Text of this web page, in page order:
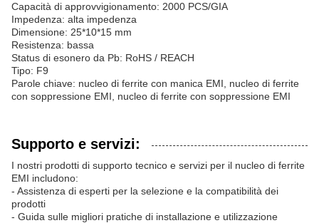
Capacità di approvvigionamento: 2000 PCS/GIA
Impedenza: alta impedenza
Dimensione: 25*10*15 mm
Resistenza: bassa
Status di esonero da Pb: RoHS / REACH
Tipo: F9
Parole chiave: nucleo di ferrite con manica EMI, nucleo di ferrite
con soppressione EMI, nucleo di ferrite con soppressione EMI
Supporto e servizi:
I nostri prodotti di supporto tecnico e servizi per il nucleo di ferrite
EMI includono:
- Assistenza di esperti per la selezione e la compatibilità dei
prodotti
- Guida sulle migliori pratiche di installazione e utilizzazione